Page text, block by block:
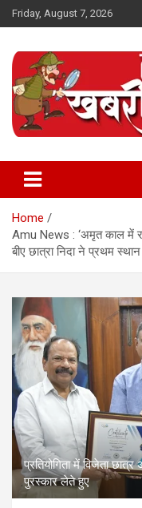
Skip
to
Friday, August 7, 2026
The Khabri
Online News Portal
Home
Amu News : ‘अमृत काल में
बीए छात्रा निदा ने प्रथम
प्रतियोगिता में विजेता
पुरस्कार लेते हुए